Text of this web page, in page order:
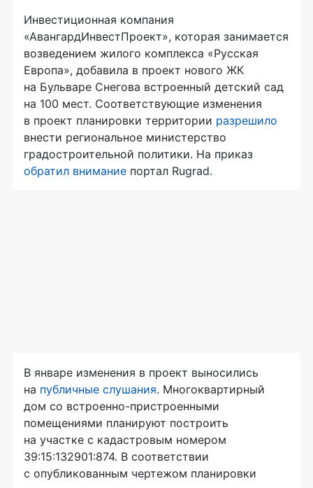
Инвестиционная компания
«АвангардИнвестПроект», которая занимается
возведением жилого комплекса «Русская
Европа», добавила в проект нового ЖК
на Бульваре Снегова встроенный детский сад
на 100 мест. Соответствующие изменения
в проект планировки территории разрешило
внести региональное министерство
градостроительной политики. На приказ
обратил внимание портал Rugrad.
В январе изменения в проект выносились
на публичные слушания. Многоквартирный
дом со встроенно-пристроенными
помещениями планируют построить
на участке с кадастровым номером
39:15:132901:874. В соответствии
с опубликованным чертежом планировки